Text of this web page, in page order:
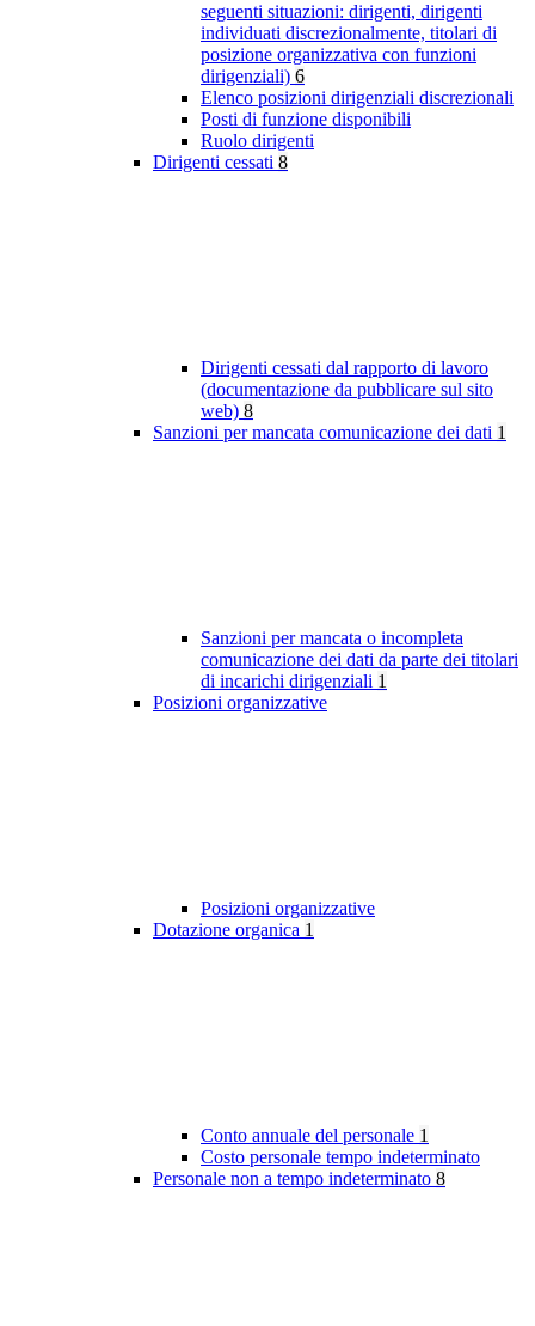
seguenti situazioni: dirigenti, dirigenti
individuati discrezionalmente, titolari di
posizione organizzativa con funzioni
dirigenziali) 6
Elenco posizioni dirigenziali discrezionali
Posti di funzione disponibili
Ruolo dirigenti
Dirigenti cessati 8
Dirigenti cessati dal rapporto di lavoro
(documentazione da pubblicare sul sito
web) 8
Sanzioni per mancata comunicazione dei dati 1
Sanzioni per mancata o incompleta
comunicazione dei dati da parte dei titolari
di incarichi dirigenziali 1
Posizioni organizzative
Posizioni organizzative
Dotazione organica 1
Conto annuale del personale 1
Costo personale tempo indeterminato
Personale non a tempo indeterminato 8